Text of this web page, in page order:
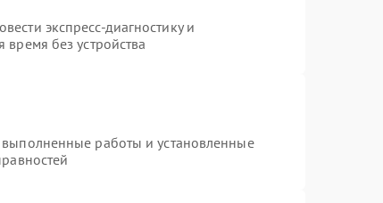
экспресс-диагностику и
без устройства
выполненные работы и установленные